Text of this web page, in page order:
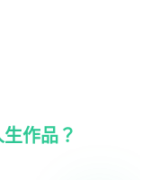
作品？